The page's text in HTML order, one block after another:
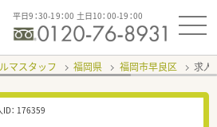
平日9：30-19：00 土日10：00-19：00
マスタッフ 福岡県 福岡市早良区 求人
： 176359